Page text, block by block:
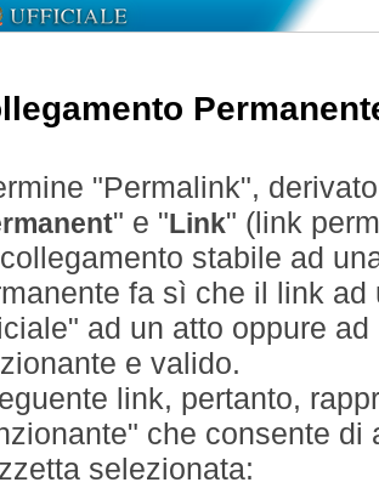
"Permalink",
" e " Link" (link
stabile ad
fa sì che il link
ad un atto oppure
e valido.
link, pertanto,
che consente
selezionata: